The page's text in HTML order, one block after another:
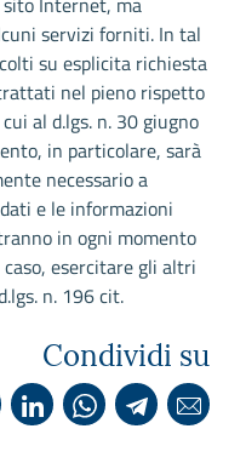
servizi forniti. In tal
su esplicita richiesta
nel pieno rispetto
al d.lgs. n. 30 giugno
in particolare, sarà
necessario a
e le informazioni
in ogni momento
esercitare gli altri
n. 196 cit.
Condividi su